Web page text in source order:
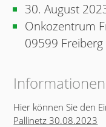
30. August
Onkozentrum
09599 Freiberg
Informationen
Hier können Sie den
Pallinetz 30.08.2023